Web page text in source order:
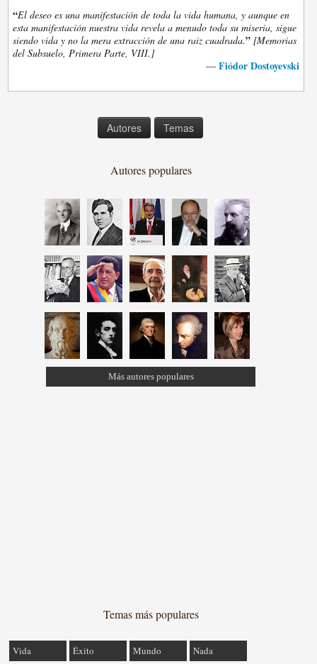
“El deseo es una manifestación de toda la vida humana, y aunque en
esta manifestación nuestra vida revela a menudo toda su miseria, sigue
siendo vida y no la mera extracción de una raiz cuadrada.” [Memorias
del Subsuelo, Primera Parte, VIII.]
— Fiódor Dostoyevski
Autores Temas
Autores populares
Más autores populares
Temas más populares
Vida Éxito Mundo Nada